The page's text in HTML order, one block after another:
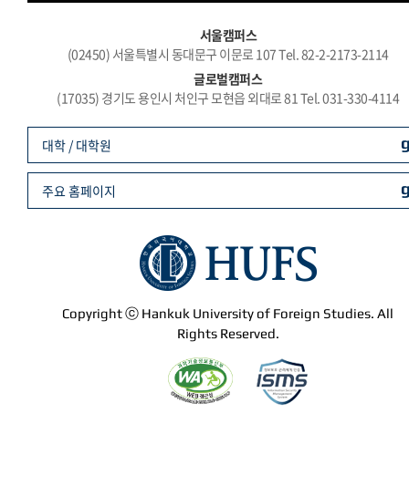
서울캠퍼스
(02450) 서울특별시 동대문구 이문로 107 Tel. 82-2-2173-2114
글로벌캠퍼스
(17035) 경기도 용인시 처인구 모현읍 외대로 81 Tel. 031-330-4114
Copyright ⓒ Hankuk University of Foreign Studies. All
Rights Reserved.
대학 / 대학원
주요 홈페이지